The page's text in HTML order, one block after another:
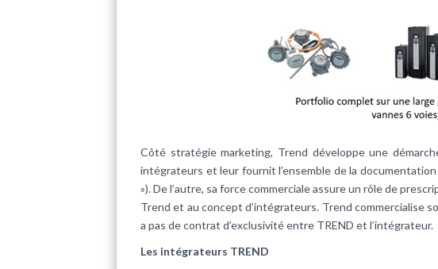
Côté stratégie marketing, Trend développe une
intégrateurs et leur fournit l’ensemble de la
»). De l’autre, sa force commerciale assure un rôle de
Trend et au concept d’intégrateurs. Trend commercialise
a pas de contrat d’exclusivité entre TREND et l’intégrateur.
Les intégrateurs TREND